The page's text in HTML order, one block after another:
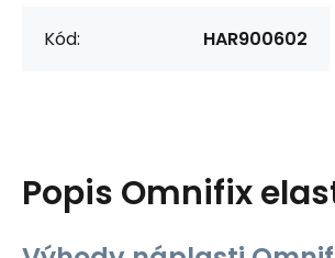
Kód: HAR900602
Popis Omnifix